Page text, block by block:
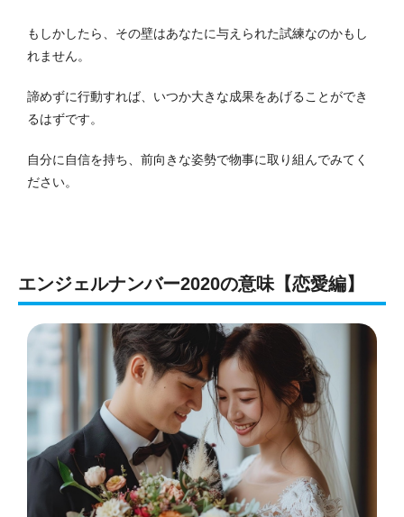
もしかしたら、その壁はあなたに与えられた試練なのかもし
れません。
諦めずに行動すれば、いつか大きな成果をあげることができ
るはずです。
自分に自信を持ち、前向きな姿勢で物事に取り組んでみてく
ださい。
エンジェルナンバー2020の意味【恋愛編】